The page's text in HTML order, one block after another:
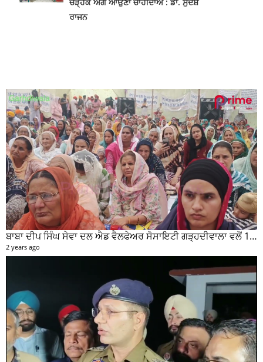
ਬਾਬਾ ਦੀਪ ਸਿੰਘ ਸੇਵਾ ਦਲ ਐਡ ਵੈਲਫੇਅਰ ਸੋਸਾਇਟੀ ਗੜ੍ਹਦੀਵਾਲਾ ਵਲੋਂ 100 ਵਾਂ ਮਹੀਨਾਵਾਰ ਰਾਸ਼ਨ ਵੰਡ ਸਮਾਰੋਹ ਕਰਵਾਇਆ
2 years ago
ਸੁਖਵਿੰਦਰ ਸਿੰਘ ਉਰਫ ਰਾਣਾ ਦੇ ਇੰਨਕਾਉਂਟਰ ਤੋਂ ਬਾਅਦ ਕੀ ਕਿਹਾ SSP ਸੁਰੇਂਦਰ ਲਾਂਬਾ ਤੁਸੀਂ ਵੀ ਸੁਣੋ...
2 years ago